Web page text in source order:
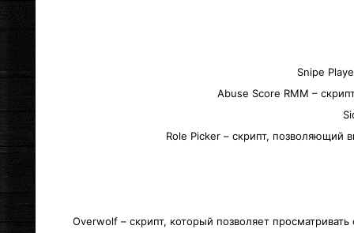
Snipe
Abuse Score RMM –
Role Picker – скрипт, позволяющий
Overwolf – cкрипт, который позволяет